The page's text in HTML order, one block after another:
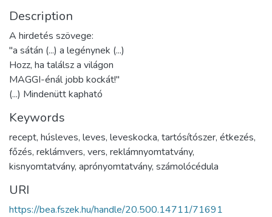
Description
A hirdetés szövege:
"a sátán (...) a legénynek (...)
Hozz, ha találsz a világon
MAGGI-énál jobb kockát!"
(...) Mindenütt kapható
Keywords
recept, húsleves, leves, leveskocka, tartósítószer, étkezés,
főzés, reklámvers, vers, reklámnyomtatvány,
kisnyomtatvány, aprónyomtatvány, számolócédula
URI
https://bea.fszek.hu/handle/20.500.14711/71691